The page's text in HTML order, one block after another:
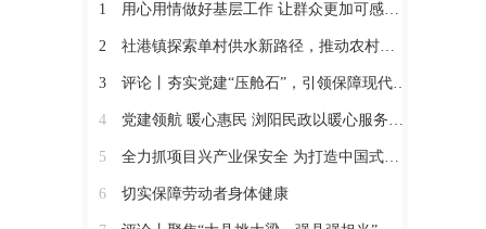
1 用心用情做好基层工作 让群众更加可感可及
2 社港镇探索单村供水新路径，推动农村安全饮水提质升级
3 评论丨夯实党建“压舱石”，引领保障现代化建设新征程
4 党建领航 暖心惠民 浏阳民政以暖心服务书写惠民答卷
5 全力抓项目兴产业保安全 为打造中国式现代化县域示范作出更大贡献
6 切实保障劳动者身体健康